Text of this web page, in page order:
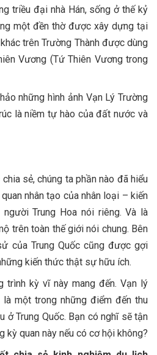
triều đại nhà Hán, sống ở thế kỷ
một đền thờ được xây dựng tại
trên Trường Thành được dùng
Vương (Tứ Thiên Vương trong
những hình ảnh Vạn Lý Trường
là niềm tự hào của đất nước và
sẻ, chúng ta phần nào đã hiểu
nhân tạo của nhân loại – kiến
Trung Hoa nói riêng. Và là
trên toàn thế giới nói chung. Bên
của Trung Quốc cũng được gợi
kiến thức thật sự hữu ích.
trình kỳ vĩ này mang đến. Vạn lý
một trong những điểm đến thu
ở Trung Quốc. Bạn có nghĩ sẽ tận
kỳ quan này nếu có cơ hội không?